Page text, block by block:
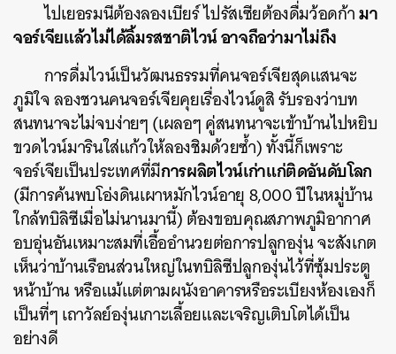
ไปเยอรมนีต้องลองเบียร์ ไปรัสเซียต้องดื่มว้อดก้ามา
จอร์เจียแล้วไม่ได้ลิ้มรสชาติไวน์ อาจถือว่ามาไม่ถึง
การดื่มไวน์เป็นวัฒนธรรมที่คนจอร์เจียสุดแสนจะ
ภูมิใจ ลองชวนคนจอร์เจียคุยเรื่องไวน์ดูสิ รับรองว่าบท
สนทนาจะไม่จบง่ายๆ (เผลอๆ คู่สนทนาจะเข้าบ้านไปหยิบ
ขวดไวน์มารินใส่แก้วให้ลองชิมด้วยซ้ำ) ทั้งนี้ก็เพราะ
จอร์เจียเป็นประเทศที่มีการผลิตไวน์เก่าแก่ติดอันดับโลก
(มีการค้นพบโอ่งดินเผาหมักไวน์อายุ 8,000 ปีในหมู่บ้าน
ใกล้ทบิลิซีเมื่อไม่นานมานี้) ต้องขอบคุณสภาพภูมิอากาศ
อบอุ่นอันเหมาะสมที่เอื้ออำนวยต่อการปลูกองุ่น จะสังเกต
เห็นว่าบ้านเรือนส่วนใหญ่ในทบิลิซีปลูกองุ่นไว้ที่ซุ้มประตู
หน้าบ้าน หรือแม้แต่ตามผนังอาคารหรือระเบียงห้องเองก็
เป็นที่ๆ เถาวัลย์องุ่นเกาะเลื้อยและเจริญเติบโตได้เป็น
อย่างดี